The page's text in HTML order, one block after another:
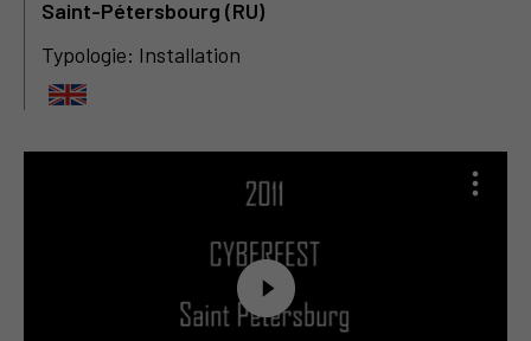
Saint-Pétersbourg (RU)
Typologie: Installation